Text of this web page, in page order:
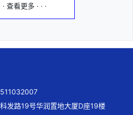
· 查看更多 · · ·
发路19号华润置地大厦D座19楼